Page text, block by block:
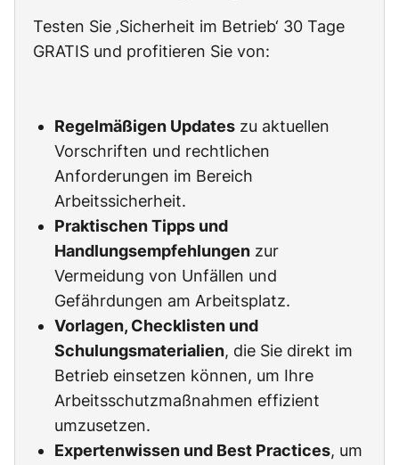
Testen Sie ‚Sicherheit im Betrieb‘ 30 Tage
GRATIS und profitieren Sie von:
Regelmäßigen Updates zu aktuellen
Vorschriften und rechtlichen
Anforderungen im Bereich
Arbeitssicherheit.
Praktischen Tipps und
Handlungsempfehlungen zur
Vermeidung von Unfällen und
Gefährdungen am Arbeitsplatz.
Vorlagen, Checklisten und
Schulungsmaterialien, die Sie direkt im
Betrieb einsetzen können, um Ihre
Arbeitsschutzmaßnahmen effizient
umzusetzen.
Expertenwissen und Best Practices, um